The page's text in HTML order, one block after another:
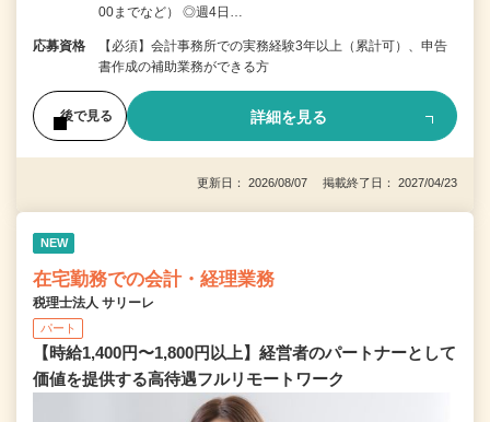
00までなど） ◎週4日…
応募資格
【必須】会計事務所での実務経験3年以上（累計可）、申告
書作成の補助業務ができる方
後で見る 詳細を見る
更新日： 2026/08/07 掲載終了日： 2027/04/23
NEW
在宅勤務での会計・経理業務
税理士法人 サリーレ
パート
【時給1,400円〜1,800円以上】経営者のパートナーとして
価値を提供する⾼待遇フルリモートワーク